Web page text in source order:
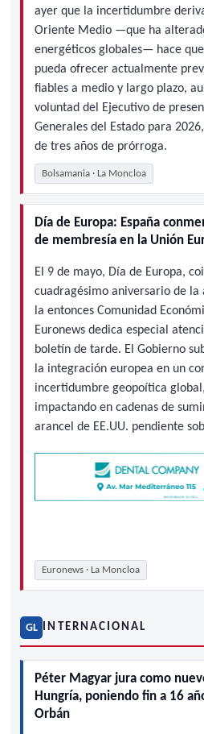
ayer que la incertidumbre
Oriente Medio —que ha
energéticos globales— hace
pueda ofrecer actualmente
fiables a medio y largo plazo,
voluntad del Ejecutivo de
Generales del Estado para
de tres años de prórroga.
Bolsamania · La Moncloa
Día de Europa: España
de membresía en la Unión
El 9 de mayo, Día de Europa,
cuadragésimo aniversario de la
la entonces Comunidad
Euronews dedica especial
boletín de tarde. El Gobierno
la integración europea en un
incertidumbre geopoítica
impactando en cadenas de
arancel de EE.UU. pendiente
Euronews · La Moncloa
GL INTERNACIONAL
Péter Magyar jura como
Hungría, poniendo fin a 16
Orbán